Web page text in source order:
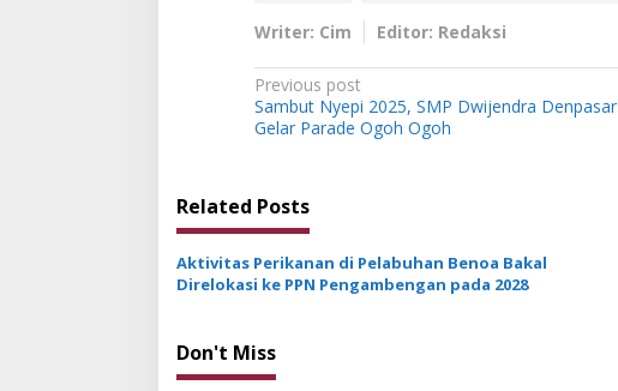
Writer: Cim
Editor: Redaksi
P
o
t
n
a
v
g
Previous post
Sambut Nyepi 2025, SMP Dwijendra Denpasar
Gelar Parade Ogoh Ogoh
Related Posts
Aktivitas Perikanan di Pelabuhan Benoa Bakal
Direlokasi ke PPN Pengambengan pada 2028
Don't Miss